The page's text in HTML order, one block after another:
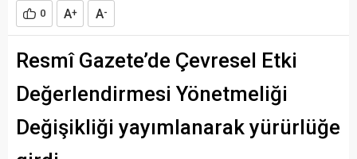
0 A+ A-
Resmî Gazete’de Çevresel Etki
Değerlendirmesi Yönetmeliği
Değişikliği yayımlanarak yürürlüğe